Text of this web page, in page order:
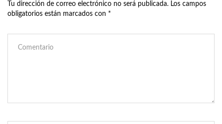
Tu dirección de correo electrónico no será publicada. Los campos
obligatorios están marcados con *